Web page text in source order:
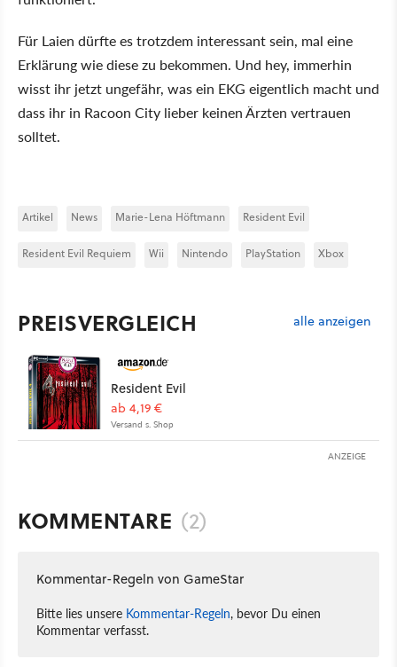
Für Laien dürfte es trotzdem interessant sein, mal eine
Erklärung wie diese zu bekommen. Und hey, immerhin
wisst ihr jetzt ungefähr, was ein EKG eigentlich macht und
dass ihr in Racoon City lieber keinen Ärzten vertrauen
solltet.
Artikel News Marie-Lena Höftmann Resident Evil
Resident Evil Requiem Wii Nintendo PlayStation Xbox
PREISVERGLEICH alle anzeigen
Resident Evil
ab 4,19 €
Versand s. Shop
ANZEIGE
KOMMENTARE (2)
Kommentar-Regeln von GameStar
Bitte lies unsere Kommentar-Regeln, bevor Du einen
Kommentar verfasst.